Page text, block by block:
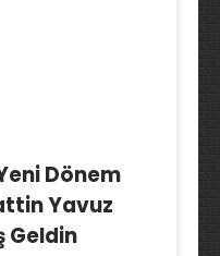
Dönem
Yavuz
Geldin